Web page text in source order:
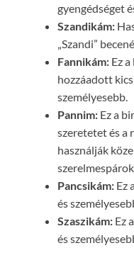
gyengédséget
Szandikám:
„Szandi”
Fannikám: Ez
hozzáadott
személyesebb.
Pannim: Ez a
szeretetet és a
használják
Pancsikám: Ez
és
Szaszikám: Ez
és